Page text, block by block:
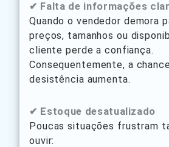
✔ Falta de informações
Quando o vendedor demora
preços, tamanhos ou
cliente perde a confiança.
Consequentemente, a
desistência aumenta.
✔ Estoque desatualizado
Poucas situações frustram
ouvir: